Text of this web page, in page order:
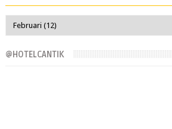
@HOTELCANTIK